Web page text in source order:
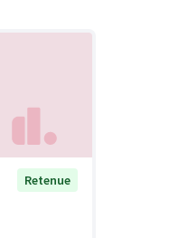
Retenue